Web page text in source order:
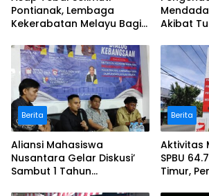
Pontianak, Lembaga
Kekerabatan Melayu Bagi
Akibat
Berita
Aliansi Mahasiswa
Nusantara Gelar Diskusi’
Sambut 1 Tahun
Berita
Aktivitas
SPBU
Timur,